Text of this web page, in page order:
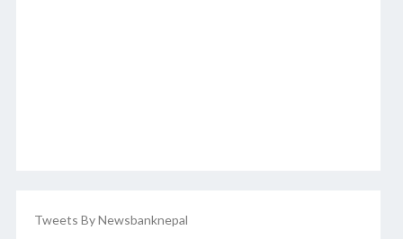
Tweets By Newsbanknepal